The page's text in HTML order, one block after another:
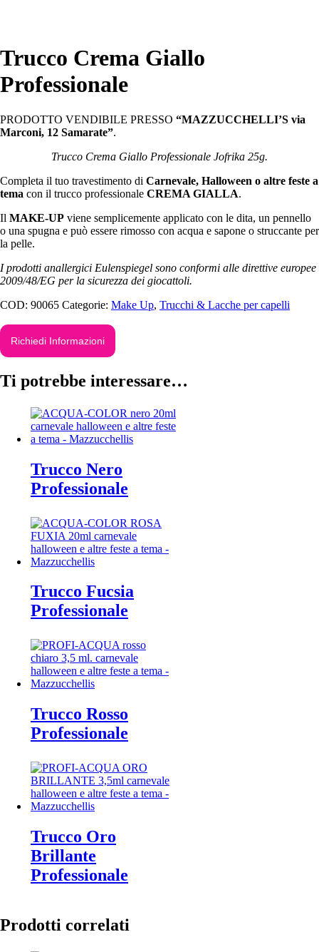
Trucco Crema Giallo
Professionale
PRODOTTO VENDIBILE PRESSO “MAZZUCCHELLI’S via
Marconi, 12 Samarate”.
Trucco Crema Giallo Professionale Jofrika 25g.
Completa il tuo travestimento di Carnevale, Halloween o altre feste a
tema con il trucco professionale CREMA GIALLA.
Il MAKE-UP viene semplicemente applicato con le dita, un pennello
o una spugna e può essere rimosso con acqua e sapone o struccante per
la pelle.
I prodotti anallergici Eulenspiegel sono conformi alle direttive europee
2009/48/EG per la sicurezza dei giocattoli.
COD: 90065 Categorie: Make Up, Trucchi & Lacche per capelli
Richiedi Informazioni
Ti potrebbe interessare…
Trucco Nero
Professionale
Trucco Fucsia
Professionale
Trucco Rosso
Professionale
Trucco Oro
Brillante
Professionale
Prodotti correlati